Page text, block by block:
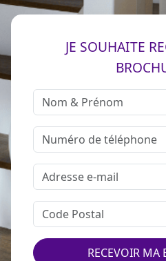
JE SOUHAITE
RECEVOIR MA